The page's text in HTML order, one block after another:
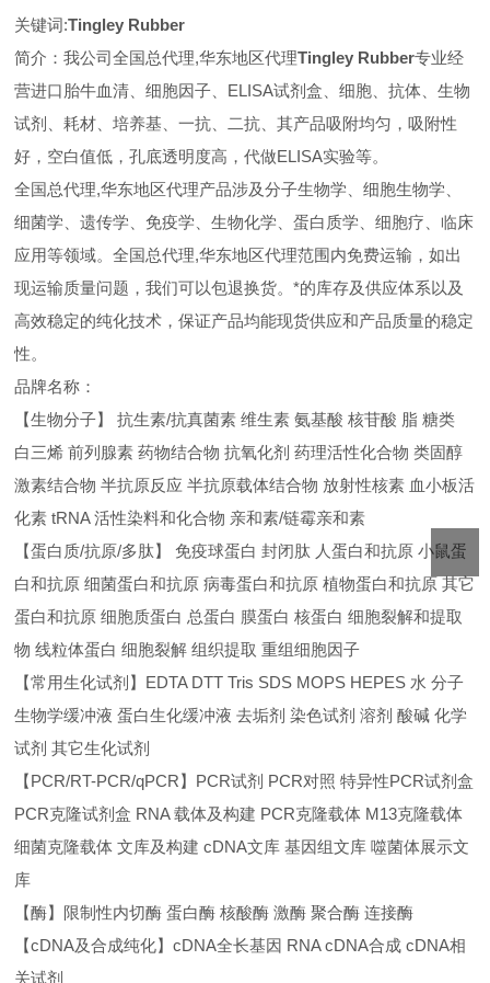
关键词:Tingley Rubber
简介：我公司全国总代理,华东地区代理Tingley Rubber专业经
营进口胎牛血清、细胞因子、ELISA试剂盒、细胞、抗体、生物
试剂、耗材、培养基、一抗、二抗、其产品吸附均匀，吸附性
好，空白值低，孔底透明度高，代做ELISA实验等。
全国总代理,华东地区代理产品涉及分子生物学、细胞生物学、
细菌学、遗传学、免疫学、生物化学、蛋白质学、细胞疗、临床
应用等领域。全国总代理,华东地区代理范围内免费运输，如出
现运输质量问题，我们可以包退换货。*的库存及供应体系以及
高效稳定的纯化技术，保证产品均能现货供应和产品质量的稳定
性。
品牌名称：
【生物分子】 抗生素/抗真菌素 维生素 氨基酸 核苷酸 脂 糖类
白三烯 前列腺素 药物结合物 抗氧化剂 药理活性化合物 类固醇
激素结合物 半抗原反应 半抗原载体结合物 放射性核素 血小板活
化素 tRNA 活性染料和化合物 亲和素/链霉亲和素
【蛋白质/抗原/多肽】 免疫球蛋白 封闭肽 人蛋白和抗原 小鼠蛋
白和抗原 细菌蛋白和抗原 病毒蛋白和抗原 植物蛋白和抗原 其它
蛋白和抗原 细胞质蛋白 总蛋白 膜蛋白 核蛋白 细胞裂解和提取
物 线粒体蛋白 细胞裂解 组织提取 重组细胞因子
【常用生化试剂】EDTA DTT Tris SDS MOPS HEPES 水 分子
生物学缓冲液 蛋白生化缓冲液 去垢剂 染色试剂 溶剂 酸碱 化学
试剂 其它生化试剂
【PCR/RT-PCR/qPCR】PCR试剂 PCR对照 特异性PCR试剂盒
PCR克隆试剂盒 RNA 载体及构建 PCR克隆载体 M13克隆载体
细菌克隆载体 文库及构建 cDNA文库 基因组文库 噬菌体展示文
库
【酶】限制性内切酶 蛋白酶 核酸酶 激酶 聚合酶 连接酶
【cDNA及合成纯化】cDNA全长基因 RNA cDNA合成 cDNA相
关试剂